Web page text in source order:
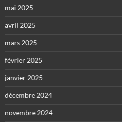
mai 2025
avril 2025
mars 2025
février 2025
janvier 2025
décembre 2024
novembre 2024